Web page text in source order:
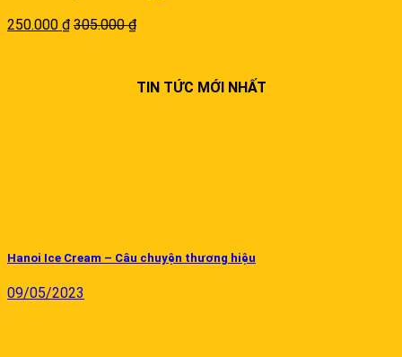
250.000 ₫ 305.000₫
TIN TỨC MỚI NHẤT
Hanoi Ice Cream – Câu chuyện thương hiệu
09/05/2023